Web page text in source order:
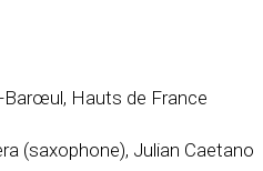
Barœul, Hauts de France
(saxophone), Julian Caetano